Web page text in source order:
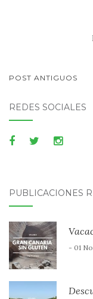
POSTS
POST ANTIGUOS
REDES SOCIALES
PUBLICACIONES
- 01